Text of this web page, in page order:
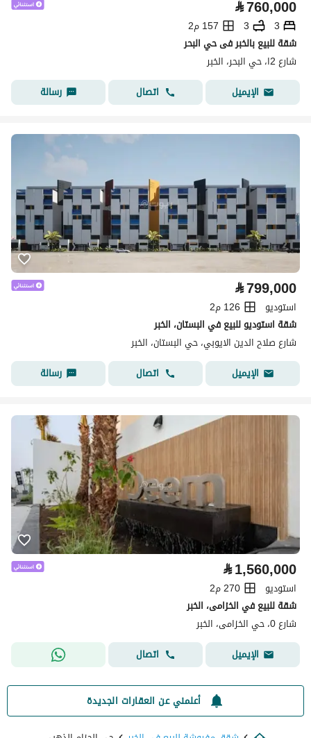
⃁760,000
3
3
157 م2
شقة للبيع بالخبر فى حي البحر
شارع 2ا، حي البحر، الخبر
الإيميل
اتصال رسالة
⃁799,000
استوديو
126 م2
شقة استوديو للبيع في البستان، الخبر
شارع صلاح الدين الايوبي، حي البستان، الخبر
الإيميل
اتصال رسالة
⃁1,560,000
استوديو
270 م2
شقة للبيع في الخزامى، الخبر
شارع 0، حي الخزامى، الخبر
الإيميل
اتصال
أعلمني عن العقارات الجديدة